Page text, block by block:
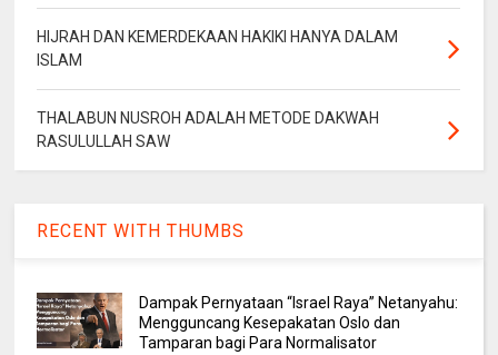
HIJRAH DAN KEMERDEKAAN HAKIKI HANYA DALAM
ISLAM
THALABUN NUSROH ADALAH METODE DAKWAH
RASULULLAH SAW
RECENT WITH THUMBS
Dampak Pernyataan “Israel Raya” Netanyahu:
Mengguncang Kesepakatan Oslo dan
Tamparan bagi Para Normalisator